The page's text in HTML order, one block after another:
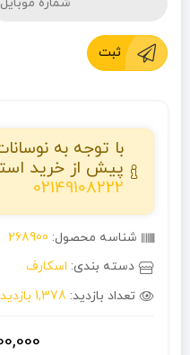
ثبت
با توجه به
پیش از خرید
02149108222
شناسه محصول: 268900
دسته بندی: اسکارف
تعداد بازدید: 1,378 بازدید